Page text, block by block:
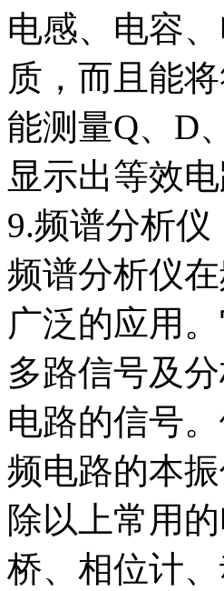
电感、电容
质，而且能
能测量Q、D
显示出等效电
9.频谱分析仪
频谱分析仪
广泛的应用
多路信号及
电路的信号
频电路的本
除以上常用
桥、相位计